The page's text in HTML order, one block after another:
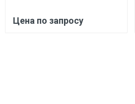
Цена по запросу